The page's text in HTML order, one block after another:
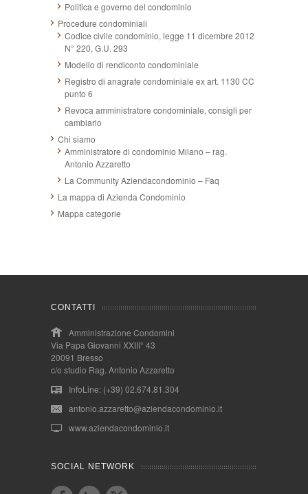
Politica e governo del condominio
Procedure condominiali
Codice civile condominio, legge 11 dicembre 2012
N° 220, G.U. 293
Modello di rendiconto condominiale
Registro di anagrafe condominiale ex art. 1130 CC
punto 6
Revoca amministratore condominiale, consigli per
cambiarlo
Chi siamo
Amministratore di condominio Milano – rag.
Antonio Azzaretto
La Community Aziendacondominio – Faq
La mappa di Azienda Condominio
Mappa categorie
CONTATTI
Amministrazione Condomini
Via Papa Giovanni XXIII° 43
20091 Bresso
c/o studio Rag. Antonio Azzaretto
InfoLine: (+39) 02.674.81.304
antonio.azzaretto@aziendacondominio.it
www.aziendacondominio.it
SOCIAL NETWORK